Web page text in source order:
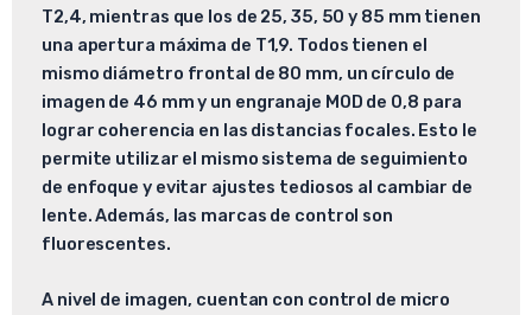
T2,4, mientras que los de 25, 35, 50 y 85 mm tienen
una apertura máxima de T1,9. Todos tienen el
mismo diámetro frontal de 80 mm, un círculo de
imagen de 46 mm y un engranaje MOD de 0,8 para
lograr coherencia en las distancias focales. Esto le
permite utilizar el mismo sistema de seguimiento
de enfoque y evitar ajustes tediosos al cambiar de
lente. Además, las marcas de control son
fluorescentes.
A nivel de imagen, cuentan con control de micro